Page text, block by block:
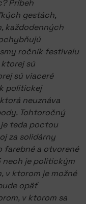
Príbeh
gestách,
každodenných
ročník festivalu
sú
sú viaceré
politickej
neuznáva
Tohtoročný
teda poctou
za solidárny
farebné a otvorené
nech je politickým
v ktorom je možné
opäť
v ktorom sa